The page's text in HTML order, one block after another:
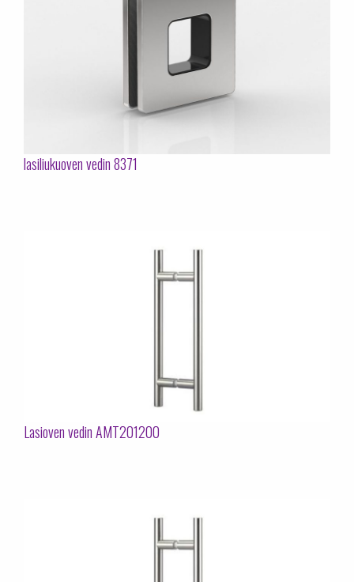
lasiliukuoven vedin 8371
Lasioven vedin AMT201200